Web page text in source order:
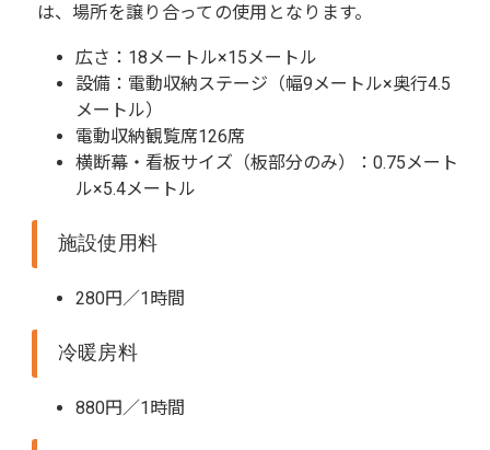
は、場所を譲り合っての使用となります。
広さ：18メートル×15メートル
設備：電動収納ステージ（幅9メートル×奥行4.5
メートル）
電動収納観覧席126席
横断幕・看板サイズ（板部分のみ）：0.75メート
ル×5.4メートル
施設使用料
280円／1時間
冷暖房料
880円／1時間